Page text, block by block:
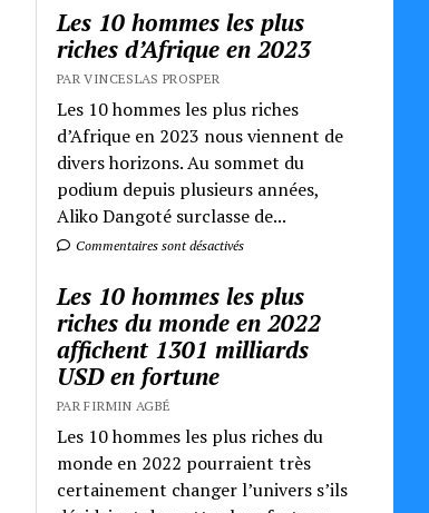
Les 10 hommes les plus
riches d’Afrique en 2023
PAR VINCESLAS PROSPER
Les 10 hommes les plus riches
d’Afrique en 2023 nous viennent de
divers horizons. Au sommet du
podium depuis plusieurs années,
Aliko Dangoté surclasse de...
Commentaires sont désactivés
Les 10 hommes les plus
riches du monde en 2022
affichent 1301 milliards
USD en fortune
PAR FIRMIN AGBÉ
Les 10 hommes les plus riches du
monde en 2022 pourraient très
certainement changer l’univers s’ils